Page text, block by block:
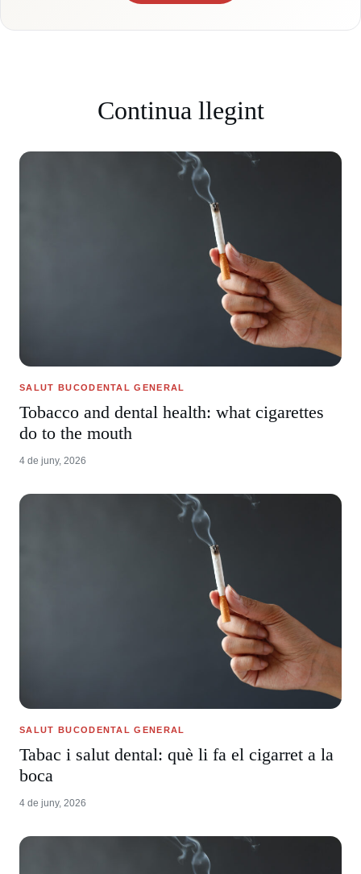
Continua llegint
SALUT BUCODENTAL GENERAL
Tobacco and dental health: what cigarettes
do to the mouth
4 de juny, 2026
SALUT BUCODENTAL GENERAL
Tabac i salut dental: què li fa el cigarret a la
boca
4 de juny, 2026